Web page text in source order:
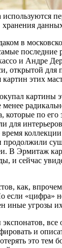
хранения
в
и Андре
открытой для
этих
картины
менее
по его
для
время
В Эрмитаж
и сейчас
как,
если «цифра»
иные угрозы
экспонатов,
и
это тем